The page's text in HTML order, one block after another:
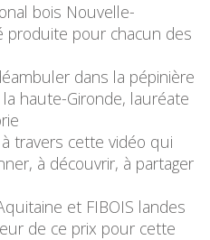
bois Nouvelle-
produite pour chacun des
dans la pépinière
haute-Gironde, lauréate
à travers cette vidéo qui
à découvrir, à partager
et FIBOIS landes
de ce prix pour cette